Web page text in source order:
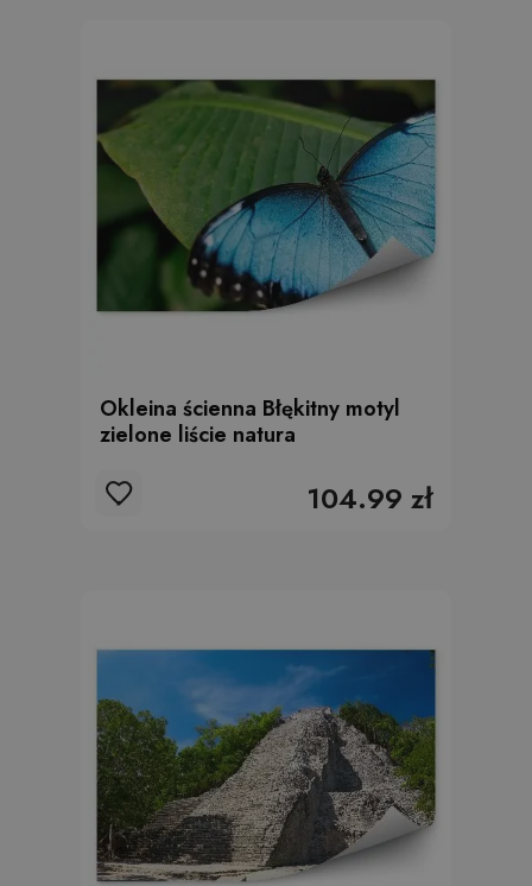
Okleina ścienna Błękitny motyl
zielone liście natura
104.99 zł